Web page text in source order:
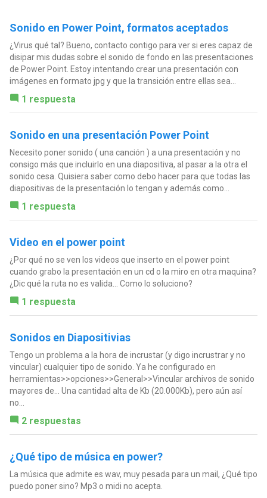
Sonido en Power Point, formatos aceptados
¿Virus qué tal? Bueno, contacto contigo para ver si eres capaz de
disipar mis dudas sobre el sonido de fondo en las presentaciones
de Power Point. Estoy intentando crear una presentación con
imágenes en formato jpg y que la transición entre ellas sea...
1 respuesta
Sonido en una presentación Power Point
Necesito poner sonido ( una canción ) a una presentación y no
consigo más que incluirlo en una diapositiva, al pasar a la otra el
sonido cesa. Quisiera saber como debo hacer para que todas las
diapositivas de la presentación lo tengan y además como...
1 respuesta
Video en el power point
¿Por qué no se ven los videos que inserto en el power point
cuando grabo la presentación en un cd o la miro en otra maquina?
¿Dic qué la ruta no es valida... Como lo soluciono?
1 respuesta
Sonidos en Diapositivias
Tengo un problema a la hora de incrustar (y digo incrustrar y no
vincular) cualquier tipo de sonido. Ya he configurado en
herramientas>>opciones>>General>>Vincular archivos de sonido
mayores de... Una cantidad alta de Kb (20.000Kb), pero aún así
no...
2 respuestas
¿Qué tipo de música en power?
La música que admite es wav, muy pesada para un mail, ¿Qué tipo
puedo poner sino? Mp3 o midi no acepta.